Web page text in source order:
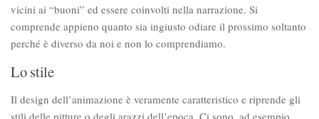
vicini ai “buoni” ed essere coinvolti nella narrazione. Si
comprende appieno quanto sia ingiusto odiare il prossimo soltanto
perché è diverso da noi e non lo comprendiamo.
Lo stile
Il design dell’animazione è veramente caratteristico e riprende gli
stili delle pitture o degli arazzi dell’epoca. Ci sono, ad esempio